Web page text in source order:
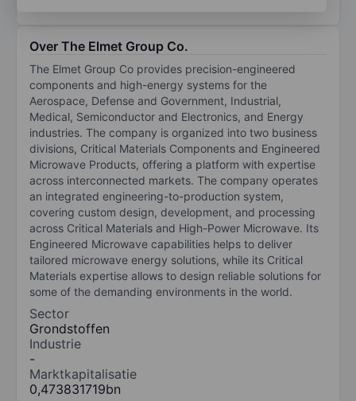
Over The Elmet Group Co.
The Elmet Group Co provides precision-engineered
components and high-energy systems for the
Aerospace, Defense and Government, Industrial,
Medical, Semiconductor and Electronics, and Energy
industries. The company is organized into two business
divisions, Critical Materials Components and Engineered
Microwave Products, offering a platform with expertise
across interconnected markets. The company operates
an integrated engineering-to-production system,
covering custom design, development, and processing
across Critical Materials and High-Power Microwave. Its
Engineered Microwave capabilities helps to deliver
tailored microwave energy solutions, while its Critical
Materials expertise allows to design reliable solutions for
some of the demanding environments in the world.
Sector
Grondstoffen
Industrie
-
Marktkapitalisatie
0,473831719bn